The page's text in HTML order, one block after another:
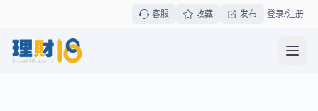
客服 收藏 发布 登录/注册